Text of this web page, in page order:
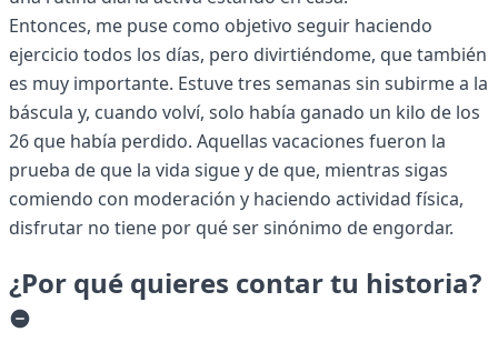
Entonces, me puse como objetivo seguir haciendo
ejercicio todos los días, pero divirtiéndome, que también
es muy importante. Estuve tres semanas sin subirme a la
báscula y, cuando volví, solo había ganado un kilo de los
26 que había perdido. Aquellas vacaciones fueron la
prueba de que la vida sigue y de que, mientras sigas
comiendo con moderación y haciendo actividad física,
disfrutar no tiene por qué ser sinónimo de engordar.
¿Por qué quieres contar tu historia?